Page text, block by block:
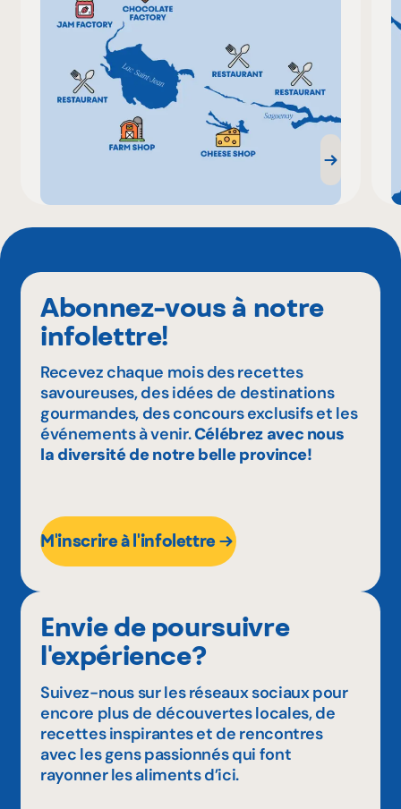
Abonnez-vous à notre
infolettre!
Recevez chaque mois des recettes
savoureuses, des idées de destinations
gourmandes, des concours exclusifs et les
événements à venir.Célébrez avec nous
la diversité de notre belle province!
M'inscrire à l'infolettre
Envie de poursuivre
l'expérience?
Suivez-nous sur les réseaux sociaux pour
encore plus de découvertes locales, de
recettes inspirantes et de rencontres
avec les gens passionnés qui font
rayonner les aliments d’ici.